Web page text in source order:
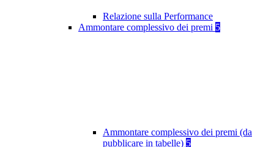
Relazione sulla Performance
Ammontare complessivo dei premi 5
Ammontare complessivo dei premi (da
pubblicare in tabelle) 5